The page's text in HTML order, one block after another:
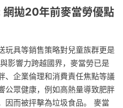
網拋20年前麥當勞優點
玩具等銷售策略對兒童族群更是
影響力跨越國界，麥當勞已是
、企業倫理和消費責任焦點等議
公眾健康，例如高熱量導致肥胖
因而被抨擊為垃圾食品。 麥當